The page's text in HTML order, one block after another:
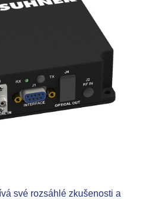
své rozsáhlé zkušenosti a